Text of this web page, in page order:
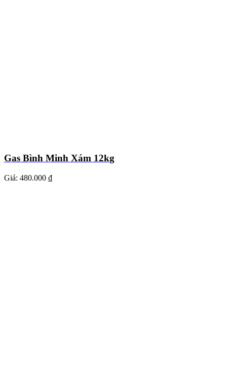
Gas Bình Minh Xám 12kg
Giá: 480.000 ₫